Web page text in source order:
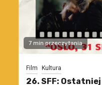
7 min przeczytania
Film Kultura
26. SFF: Ostatniej